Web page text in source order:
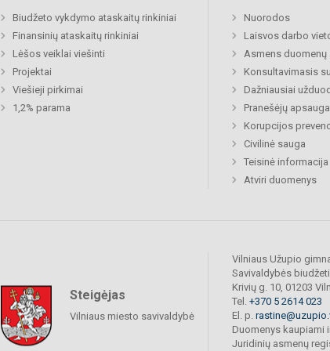
Biudžeto vykdymo ataskaitų rinkiniai
Finansinių ataskaitų rinkiniai
Lėšos veiklai viešinti
Projektai
Viešieji pirkimai
1,2% parama
Nuorodos
Laisvos darbo
Asmens duomenų
Konsultavimasis
Dažniausiai
Pranešėjų apsauga
Korupcijos
Civilinė sauga
Teisinė informacija
Atviri duomenys
Steigėjas
Vilniaus miesto savivaldybė
Vilniaus Užupio
Savivaldybės
Krivių g. 10, 01203
Tel. +370 5 2614 023
El. p.
Duomenys kaupiami
Juridinių asmenų